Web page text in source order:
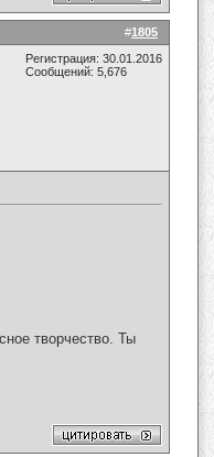
#1805
Регистрация: 30.01.2016
Сообщений: 5,676
творчество. Ты